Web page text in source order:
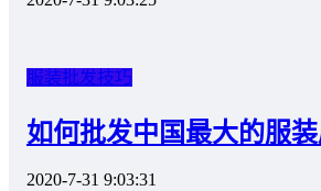
服装批发技巧
如何批发中国最大的服
2020-7-31 9:03:31